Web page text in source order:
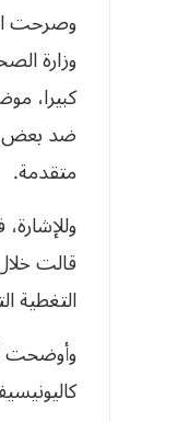
وصرحت
وزارة
كبيرا،
ضد بعض
متقدمة.
قالت
التغطية
وأوضحت